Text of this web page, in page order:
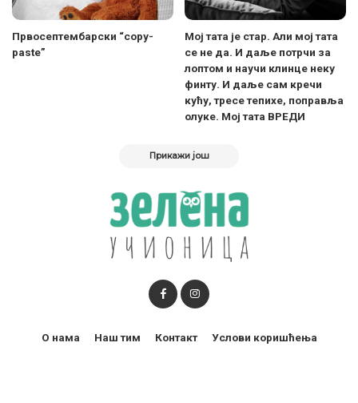
Првосептембарски “copy-
paste”
Мој тата је стар. Али мој тата
се не да. И даље потрчи за
лоптом и научи клинце неку
финту. И даље сам кречи
кућу, тресе тепихе, поправља
олуке. Мој тата ВРЕДИ
Прикажи још
О нама Наш тим Контакт Услови коришћења